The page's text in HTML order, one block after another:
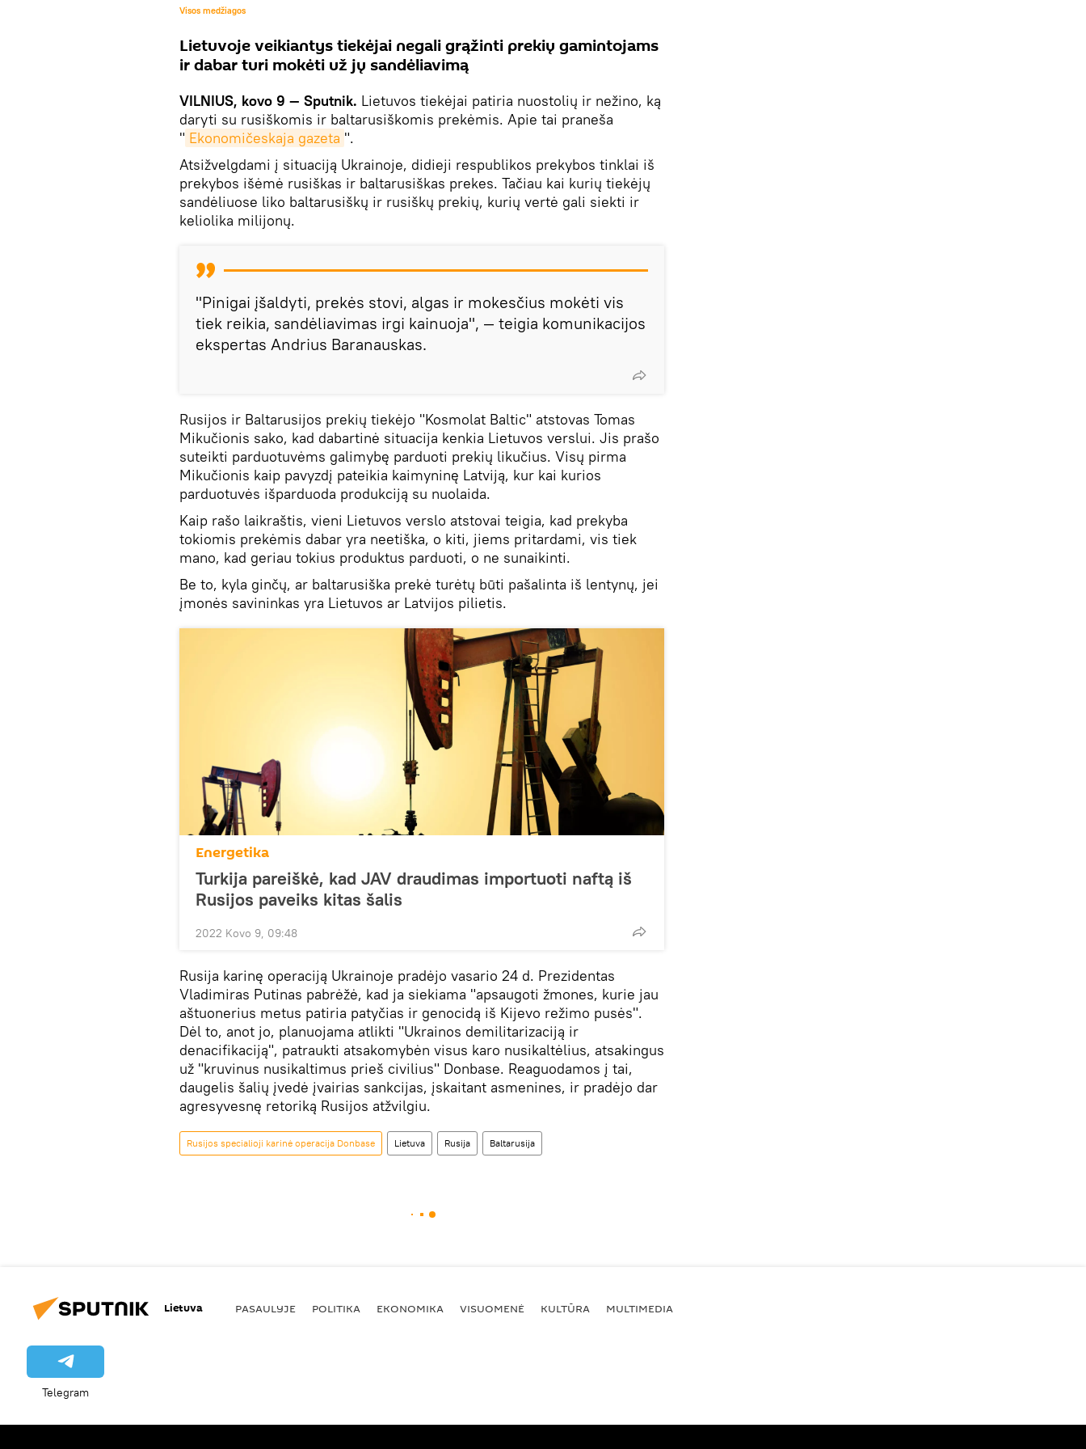
Visos medžiagos
Lietuvoje veikiantys tiekėjai negali grąžinti prekių gamintojams
ir dabar turi mokėti už jų sandėliavimą
VILNIUS, kovo 9 — Sputnik. Lietuvos tiekėjai patiria nuostolių ir nežino, ką
daryti su rusiškomis ir baltarusiškomis prekėmis. Apie tai praneša
" Ekonomičeskaja gazeta ".
Atsižvelgdami į situaciją Ukrainoje, didieji respublikos prekybos tinklai iš
prekybos išėmė rusiškas ir baltarusiškas prekes. Tačiau kai kurių tiekėjų
sandėliuose liko baltarusiškų ir rusiškų prekių, kurių vertė gali siekti ir
keliolika milijonų.
"Pinigai įšaldyti, prekės stovi, algas ir mokesčius mokėti vis
tiek reikia, sandėliavimas irgi kainuoja", — teigia komunikacijos
ekspertas Andrius Baranauskas.
Rusijos ir Baltarusijos prekių tiekėjo "Kosmolat Baltic" atstovas Tomas
Mikučionis sako, kad dabartinė situacija kenkia Lietuvos verslui. Jis prašo
suteikti parduotuvėms galimybę parduoti prekių likučius. Visų pirma
Mikučionis kaip pavyzdį pateikia kaimyninę Latviją, kur kai kurios
parduotuvės išparduoda produkciją su nuolaida.
Kaip rašo laikraštis, vieni Lietuvos verslo atstovai teigia, kad prekyba
tokiomis prekėmis dabar yra neetiška, o kiti, jiems pritardami, vis tiek
mano, kad geriau tokius produktus parduoti, o ne sunaikinti.
Be to, kyla ginčų, ar baltarusiška prekė turėtų būti pašalinta iš lentynų, jei
įmonės savininkas yra Lietuvos ar Latvijos pilietis.
Energetika
Turkija pareiškė, kad JAV draudimas importuoti naftą iš
Rusijos paveiks kitas šalis
2022 Kovo 9, 09:48
Rusija karinę operaciją Ukrainoje pradėjo vasario 24 d. Prezidentas
Vladimiras Putinas pabrėžė, kad ja siekiama "apsaugoti žmones, kurie jau
aštuonerius metus patiria patyčias ir genocidą iš Kijevo režimo pusės".
Dėl to, anot jo, planuojama atlikti "Ukrainos demilitarizaciją ir
denacifikaciją", patraukti atsakomybėn visus karo nusikaltėlius, atsakingus
už "kruvinus nusikaltimus prieš civilius" Donbase. Reaguodamos į tai,
daugelis šalių įvedė įvairias sankcijas, įskaitant asmenines, ir pradėjo dar
agresyvesnę retoriką Rusijos atžvilgiu.
Rusijos specialioji karinė operacija Donbase Lietuva Rusija Baltarusija
Lietuva PASAULYJE POLITIKA EKONOMIKA VISUOMENĖ KULTŪRA MULTIMEDIA
Telegram